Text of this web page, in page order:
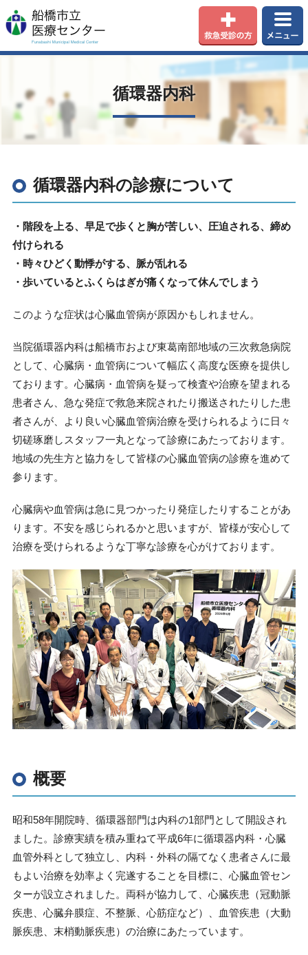
循環器内科
循環器内科の診療について
・階段を上る、早足で歩くと胸が苦しい、圧迫される、締め
付けられる
・時々ひどく動悸がする、脈が乱れる
・歩いているとふくらはぎが痛くなって休んでしまう
このような症状は心臓血管病が原因かもしれません。
当院循環器内科は船橋市および東葛南部地域の三次救急病院
として、心臓病・血管病について幅広く高度な医療を提供し
ております。心臓病・血管病を疑って検査や治療を望まれる
患者さん、急な発症で救急来院されたり搬送されたりした患
者さんが、より良い心臓血管病治療を受けられるように日々
切磋琢磨しスタッフ一丸となって診療にあたっております。
地域の先生方と協力をして皆様の心臓血管病の診療を進めて
参ります。
心臓病や血管病は急に見つかったり発症したりすることがあ
ります。不安を感じられるかと思いますが、皆様が安心して
治療を受けられるような丁寧な診療を心がけております。
概要
昭和58年開院時、循環器部門は内科の1部門として開設され
ました。診療実績を積み重ねて平成6年に循環器内科・心臓
血管外科として独立し、内科・外科の隔てなく患者さんに最
もよい治療を効率よく完遂することを目標に、心臓血管セン
ターが設立されました。両科が協力して、心臓疾患（冠動脈
疾患、心臓弁膜症、不整脈、心筋症など）、血管疾患（大動
脈疾患、末梢動脈疾患）の治療にあたっています。